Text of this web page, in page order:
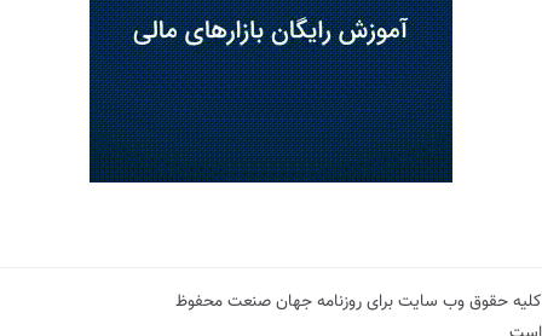
کلیه حقوق وب سایت برای روزنامه جهان صنعت محفوظ